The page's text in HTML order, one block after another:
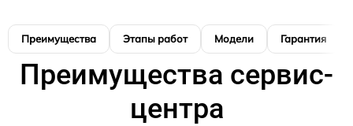
Преимущества Этапы работ Модели Гарантия
Преимущества сервис-
центра